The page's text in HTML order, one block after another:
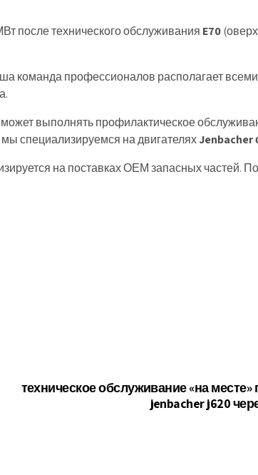
после технического обслуживания E70
команда профессионалов располагает
может выполнять профилактическое
мы специализируемся на двигателяхJenbacher
на поставках ОЕМ запасных частей.
техническое обслуживание «на месте»
jenbacher j620